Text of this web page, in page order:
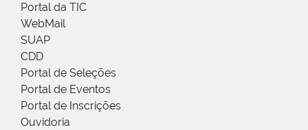
Portal da TIC
WebMail
SUAP
CDD
Portal de Seleções
Portal de Eventos
Portal de Inscrições
Ouvidoria